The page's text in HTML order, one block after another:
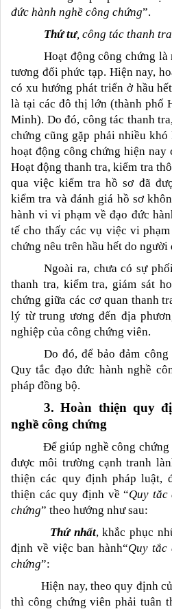
đức hành nghề công chứng”.
Thứ tư, công tác thanh
Hoạt động công chứng
tương đối phức tạp. Hiện nay,
có xu hướng phát triển ở hầu
là tại các đô thị lớn (thành phố
Minh). Do đó, công tác thanh
chứng cũng gặp phải nhiều
hoạt động công chứng hiện nay
Hoạt động thanh tra, kiểm tra
qua việc kiểm tra hồ sơ đã
kiểm tra và đánh giá hồ sơ
hành vi vi phạm về đạo đức
tế cho thấy các vụ việc vi
chứng nêu trên hầu hết do người
Ngoài ra, chưa có sự
thanh tra, kiểm tra, giám sát
chứng giữa các cơ quan thanh
lý từ trung ương đến địa
nghiệp của công chứng viên.
Do đó, để bảo đảm
Quy tắc đạo đức hành nghề
pháp đồng bộ.
3. Hoàn thiện quy
nghề công chứng
Để giúp nghề công chứng
được môi trường cạnh tranh
thiện các quy định pháp luật,
thiện các quy định về “Quy tắc
chứng” theo hướng như sau:
Thứ nhất, khắc phục
định về việc ban hành“Quy tắc
chứng”:
Hiện nay, theo quy định của
thì công chứng viên phải tuân